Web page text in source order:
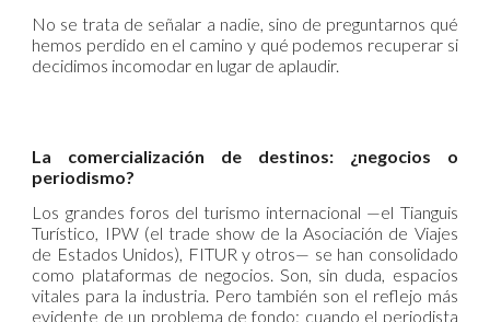
No se trata de señalar a nadie, sino de preguntarnos qué
hemos perdido en el camino y qué podemos recuperar si
decidimos incomodar en lugar de aplaudir.
La comercialización de destinos: ¿negocios o
periodismo?
Los grandes foros del turismo internacional —el Tianguis
Turístico, IPW (el trade show de la Asociación de Viajes
de Estados Unidos), FITUR y otros— se han consolidado
como plataformas de negocios. Son, sin duda, espacios
vitales para la industria. Pero también son el reflejo más
evidente de un problema de fondo: cuando el periodista